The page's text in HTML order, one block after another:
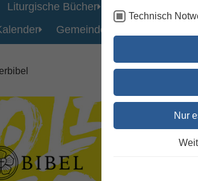
Technisch
Nur
Liturgische Bücher
Gemeinde
Mit
Noch